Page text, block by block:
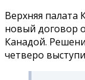
Верхняя палата
новый договор
Канадой.
четверо